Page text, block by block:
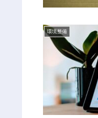
環境整備